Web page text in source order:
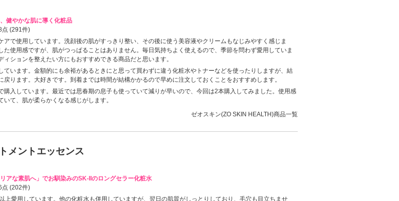
健やかな肌に導く化粧品
点 (291件)
アで使用しています。洗顔後の肌がすっきり整い、その後に使う美容液やクリームもなじみやすく感じま
た使用感ですが、肌がつっぱることはありません。毎日気持ちよく使えるので、季節を問わず愛用していま
ィションを整えたい方にもおすすめできる商品だと思います。
ています。金額的にも余裕があるときにと思って買わずに違う化粧水やトナーなどを使ったりしますが、結
戻ります。大好きです。到着までは時間が結構かかるので早めに注文しておくことをおすすめします。
購入しています。最近では思春期の息子も使っていて減りが早いので、今回は2本購入してみました。使用感
いて、肌が柔らかくなる感じがします。
ゼオスキン(ZO SKIN HEALTH)商品一覧
メントエッセンス
リアな素肌へ」でお馴染みのSK-IIのロングセラー化粧水
点 (202件)
上愛用しています。他の化粧水も併用していますが、翌日の肌質がしっとりしており、毛穴も目立ちませ